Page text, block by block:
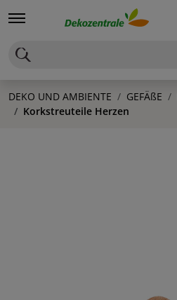
DEKO UND AMBIENTE GEFÄßE
Korkstreuteile Herzen